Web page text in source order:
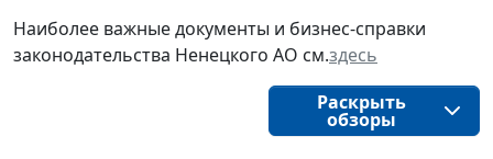
Наиболее важные документы и бизнес-справки
законодательства Ненецкого АО см.здесь
Раскрыть
обзоры